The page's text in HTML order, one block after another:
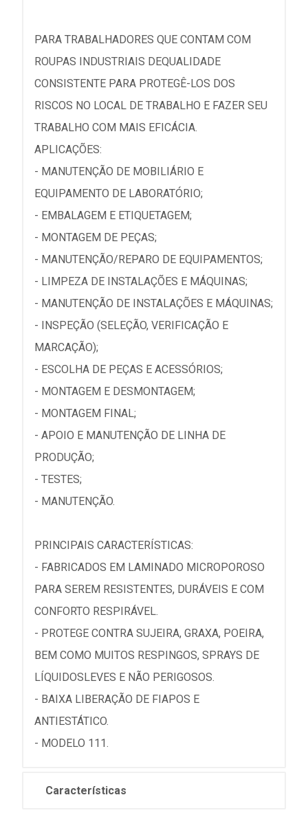
PARA TRABALHADORES QUE CONTAM COM
ROUPAS INDUSTRIAIS DEQUALIDADE
CONSISTENTE PARA PROTEGÊ-LOS DOS
RISCOS NO LOCAL DE TRABALHO E FAZER SEU
TRABALHO COM MAIS EFICÁCIA.
APLICAÇÕES:
- MANUTENÇÃO DE MOBILIÁRIO E
EQUIPAMENTO DE LABORATÓRIO;
- EMBALAGEM E ETIQUETAGEM;
- MONTAGEM DE PEÇAS;
- MANUTENÇÃO/REPARO DE EQUIPAMENTOS;
- LIMPEZA DE INSTALAÇÕES E MÁQUINAS;
- MANUTENÇÃO DE INSTALAÇÕES E MÁQUINAS;
- INSPEÇÃO (SELEÇÃO, VERIFICAÇÃO E
MARCAÇÃO);
- ESCOLHA DE PEÇAS E ACESSÓRIOS;
- MONTAGEM E DESMONTAGEM;
- MONTAGEM FINAL;
- APOIO E MANUTENÇÃO DE LINHA DE
PRODUÇÃO;
- TESTES;
- MANUTENÇÃO.
PRINCIPAIS CARACTERÍSTICAS:
- FABRICADOS EM LAMINADO MICROPOROSO
PARA SEREM RESISTENTES, DURÁVEIS E COM
CONFORTO RESPIRÁVEL.
- PROTEGE CONTRA SUJEIRA, GRAXA, POEIRA,
BEM COMO MUITOS RESPINGOS, SPRAYS DE
LÍQUIDOSLEVES E NÃO PERIGOSOS.
- BAIXA LIBERAÇÃO DE FIAPOS E
ANTIESTÁTICO.
- MODELO 111.
Características